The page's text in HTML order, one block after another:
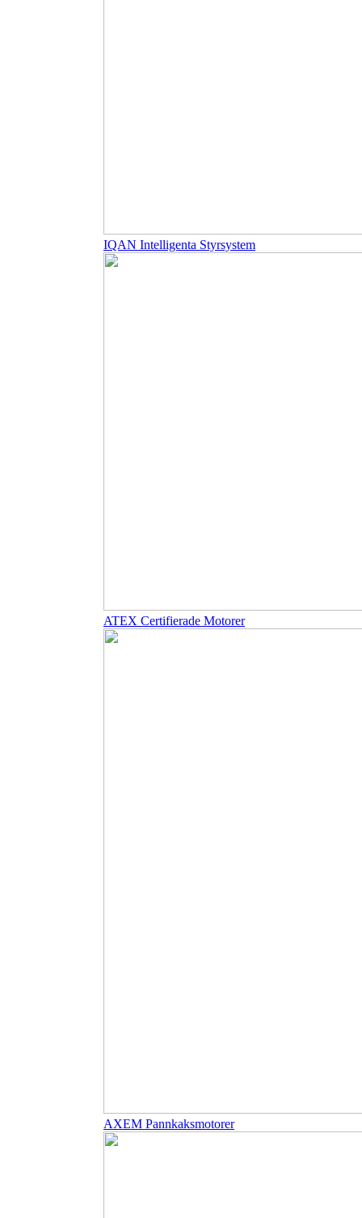
IQAN Intelligenta Styrsystem
ATEX Certifierade Motorer
AXEM Pannkaksmotorer